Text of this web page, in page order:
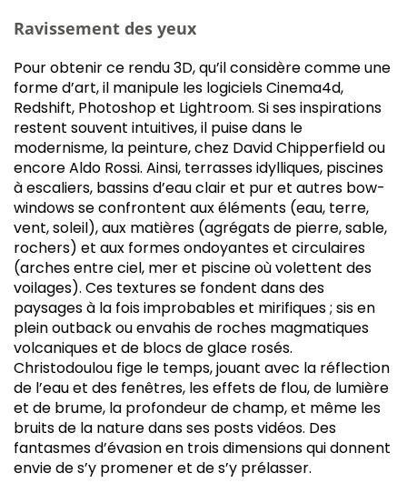
Ravissement des yeux
Pour obtenir ce rendu 3D, qu’il considère comme une
forme d’art, il manipule les logiciels Cinema4d,
Redshift, Photoshop et Lightroom. Si ses inspirations
restent souvent intuitives, il puise dans le
modernisme, la peinture, chez David Chipperfield ou
encore Aldo Rossi. Ainsi, terrasses idylliques, piscines
à escaliers, bassins d’eau clair et pur et autres bow-
windows se confrontent aux éléments (eau, terre,
vent, soleil), aux matières (agrégats de pierre, sable,
rochers) et aux formes ondoyantes et circulaires
(arches entre ciel, mer et piscine où volettent des
voilages). Ces textures se fondent dans des
paysages à la fois improbables et mirifiques ; sis en
plein outback ou envahis de roches magmatiques
volcaniques et de blocs de glace rosés.
Christodoulou fige le temps, jouant avec la réflection
de l’eau et des fenêtres, les effets de flou, de lumière
et de brume, la profondeur de champ, et même les
bruits de la nature dans ses posts vidéos. Des
fantasmes d’évasion en trois dimensions qui donnent
envie de s’y promener et de s’y prélasser.